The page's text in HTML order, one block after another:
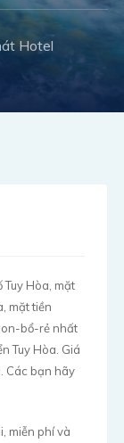
Hotel
Hòa, mặt
mặt tiền
bổ-rẻ nhất
Tuy Hòa. Giá
Các bạn hãy
miễn phí và